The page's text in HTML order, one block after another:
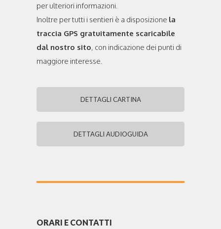
per ulteriori informazioni.
Inoltre per tutti i sentieri è a disposizione la
traccia GPS gratuitamente scaricabile
dal nostro sito, con indicazione dei punti di
maggiore interesse.
DETTAGLI CARTINA
DETTAGLI AUDIOGUIDA
ORARI E CONTATTI